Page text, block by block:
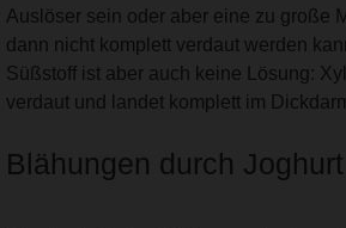
Auslöser sein oder aber eine zu große
dann nicht komplett verdaut werden
Süßstoff ist aber auch keine Lösung:
verdaut und landet komplett im
Blähungen durch Joghurt